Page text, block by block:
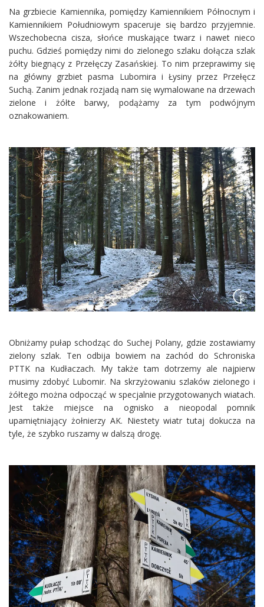
Na grzbiecie Kamiennika, pomiędzy Kamiennikiem Północnym i
Kamiennikiem Południowym spaceruje się bardzo przyjemnie.
Wszechobecna cisza, słońce muskające twarz i nawet nieco
puchu. Gdzieś pomiędzy nimi do zielonego szlaku dołącza szlak
żółty biegnący z Przełęczy Zasańskiej. To nim przeprawimy się
na główny grzbiet pasma Lubomira i Łysiny przez Przełęcz
Suchą. Zanim jednak rozjadą nam się wymalowane na drzewach
zielone i żółte barwy, podążamy za tym podwójnym
oznakowaniem.
Obniżamy pułap schodząc do Suchej Polany, gdzie zostawiamy
zielony szlak. Ten odbija bowiem na zachód do Schroniska
PTTK na Kudłaczach. My także tam dotrzemy ale najpierw
musimy zdobyć Lubomir. Na skrzyżowaniu szlaków zielonego i
żółtego można odpocząć w specjalnie przygotowanych wiatach.
Jest także miejsce na ognisko a nieopodal pomnik
upamiętniający żołnierzy AK. Niestety wiatr tutaj dokucza na
tyle, że szybko ruszamy w dalszą drogę.